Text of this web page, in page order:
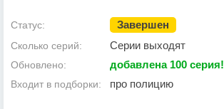
Статус: Завершен
Сколько серий: Серии выходят
Обновлено: добавлена 100 cерия!
Входит в подборки: про полицию